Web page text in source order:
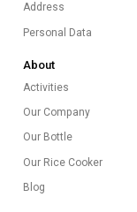
Address
Personal Data
About
Activities
Our Company
Our Bottle
Our Rice Cooker
Blog